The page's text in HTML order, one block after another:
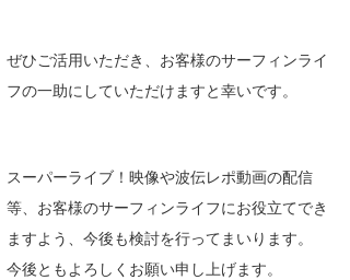
ぜひご活用いただき、お客様のサーフィンライ
フの一助にしていただけますと幸いです。
スーパーライブ！映像や波伝レポ動画の配信
等、お客様のサーフィンライフにお役立てでき
ますよう、今後も検討を行ってまいります。
今後ともよろしくお願い申し上げます。
Yoshiyuki Obata
DELTA FORCE SURF
CBA Films
熊谷素子
WAVAL
中浦“JET”章
進士剛光
田原啓江
植村未来
☆加藤
Aichan
chan-U
ECE
波伝説